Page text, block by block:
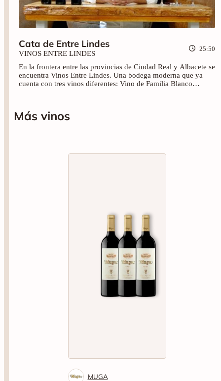
Cata de Entre Lindes
VINOS ENTRE LINDES
25:50
En la frontera entre las provincias de Ciudad Real y Albacete se
encuentra Vinos Entre Lindes. Una bodega moderna que ya
cuenta con tres vinos diferentes: Vino de Familia Blanco
Más vinos
MUGA